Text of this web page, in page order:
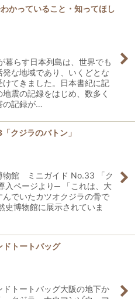
かっていること・知ってほし
暮らす日本列島は、世界でも
な地域であり、いくどとな
けてきました。日本書紀に記
震の記録をはじめ、数多く
の記録が…
クジラのバトン」
物館 ミニガイド No.33 「ク
入ページより─ 「これは、大
でいたカツオクジラの骨で
史博物館に展示されていま
ドトートバッグ
ドトートバッグ大阪の地下か